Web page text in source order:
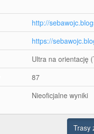
http://
https://
Ultra na orientację
87
Nieoficjalne wyniki
Trasy